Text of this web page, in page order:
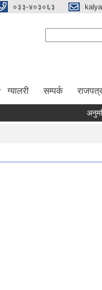
०३३-४०३०६३
ग्यालरी सम्पर्क
अनुमति